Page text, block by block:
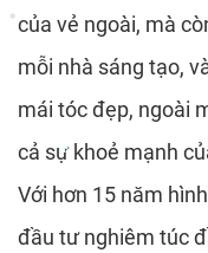
của vẻ ngoài, mà
mỗi nhà sáng tạo,
mái tóc đẹp, ngoài
cả sự khoẻ mạnh
Với hơn 15 năm
đầu tư nghiêm túc